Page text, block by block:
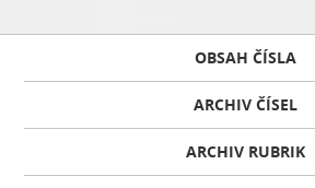
OBSAH ČÍSLA
ARCHIV ČÍSEL
ARCHIV RUBRIK